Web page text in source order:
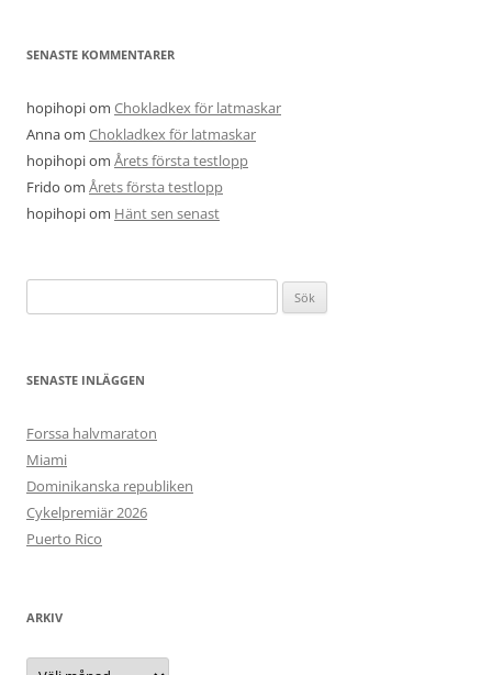
SENASTE KOMMENTARER
hopihopiom Chokladkex för latmaskar
Annaom Chokladkex för latmaskar
hopihopiom Årets första testlopp
Frido om Årets första testlopp
hopihopiom Hänt sen senast
efter:
SENASTE INLÄGGEN
Forssa halvmaraton
Miami
Dominikanska republiken
Cykelpremiär 2026
Puerto Rico
ARKIV
Arkiv